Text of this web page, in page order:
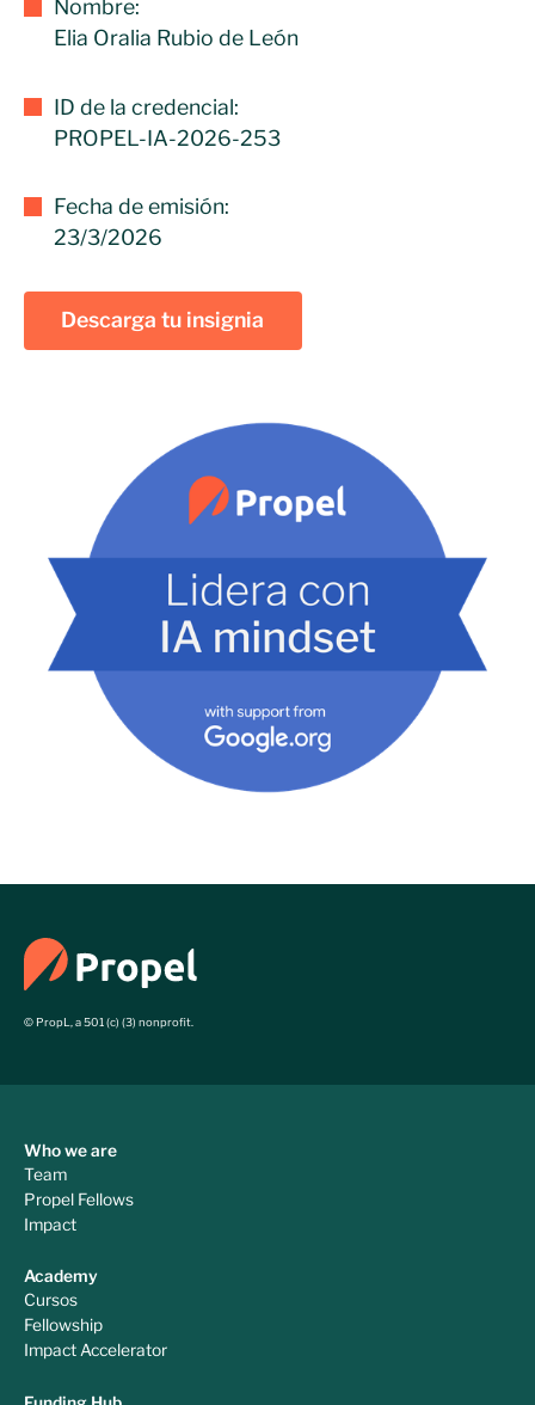
Nombre:
Elia Oralia Rubio de León
ID de la credencial:
PROPEL-IA-2026-253
Fecha de emisión:
23/3/2026
Descarga tu insignia
© PropL, a 501 (c) (3) nonprofit.
Who we are
Team
Propel Fellows
Impact
Academy
Cursos
Fellowship
Impact Accelerator